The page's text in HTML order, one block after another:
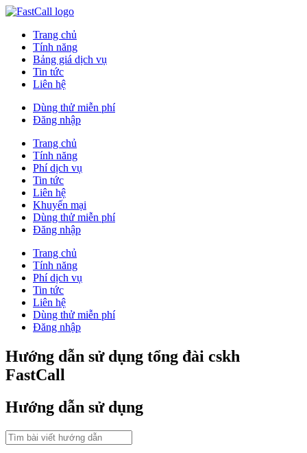
Trang chủ
Tính năng
Bảng giá dịch vụ
Tin tức
Liên hệ
Dùng thử miễn phí
Đăng nhập
Trang chủ
Tính năng
Phí dịch vụ
Tin tức
Liên hệ
Khuyến mại
Dùng thử miễn phí
Đăng nhập
Trang chủ
Tính năng
Phí dịch vụ
Tin tức
Liên hệ
Dùng thử miễn phí
Đăng nhập
Hướng dẫn sử dụng tổng đài cskh
FastCall
Hướng dẫn sử dụng